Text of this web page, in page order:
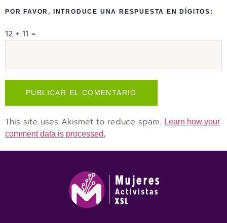
POR FAVOR, INTRODUCE UNA RESPUESTA EN DÍGITOS:
12 + 11 =
This site uses Akismet to reduce spam. Learn how your
comment data is processed.